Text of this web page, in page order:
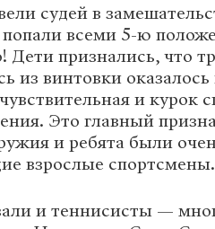
судей в
попали всеми 5-ю
Дети признались, что
из винтовки
и курок
Это главный
и ребята были
взрослые спортсмены.
и теннисисты —